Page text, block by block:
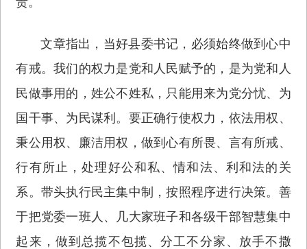
文章指出，当好县委书记，必须始终做到心中
有戒。我们的权力是党和人民赋予的，是为党和人
民做事用的，姓公不姓私，只能用来为党分忧、为
国干事、为民谋利。要正确行使权力，依法用权、
秉公用权、廉洁用权，做到心有所畏、言有所戒、
行有所止，处理好公和私、情和法、利和法的关
系。带头执行民主集中制，按照程序进行决策。善
于把党委一班人、几大家班子和各级干部智慧集中
起来，做到总揽不包揽、分工不分家、放手不撒